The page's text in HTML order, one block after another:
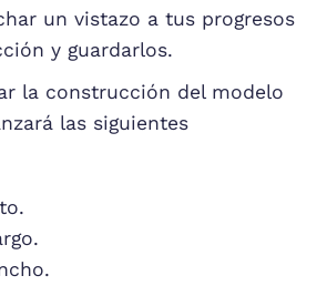
un vistazo a tus progresos
y guardarlos.
la construcción del modelo
las siguientes